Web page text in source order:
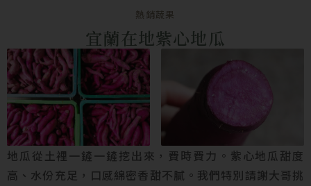
熱銷蔬果
宜蘭在地紫心地瓜
地瓜從土裡一鏟一鏟挖出來，費時費力。紫心地瓜甜度
高、水份充足，口感綿密香甜不膩。我們特別請謝大哥挑